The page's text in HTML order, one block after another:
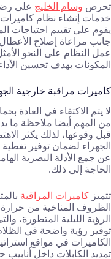
تحرص وسام الخليج على
خدمات إنشاء نظام
يقوم على تقييم احتياجات
جانب مراعاة إصلاح
عمل النظام على النحو
المكونات بهدف تحسين
كاميرات مراقبة خارجية
لا يتم الاكتفاء في العادة
من المهم أيضا ملاحظة ما
قبل وقوعها، لذلك يكثر
الجهراء لضمان توفير
عن جمع الأدلة البصرية
الحاجة إلى ذلك.
تتميز كاميرات المراقبة
الظروف المناخية من
الرؤية الليلية المتطورة،
توفير رؤية واضحة في
الكاميرات في مواقع
تمديد الكابلات داخل